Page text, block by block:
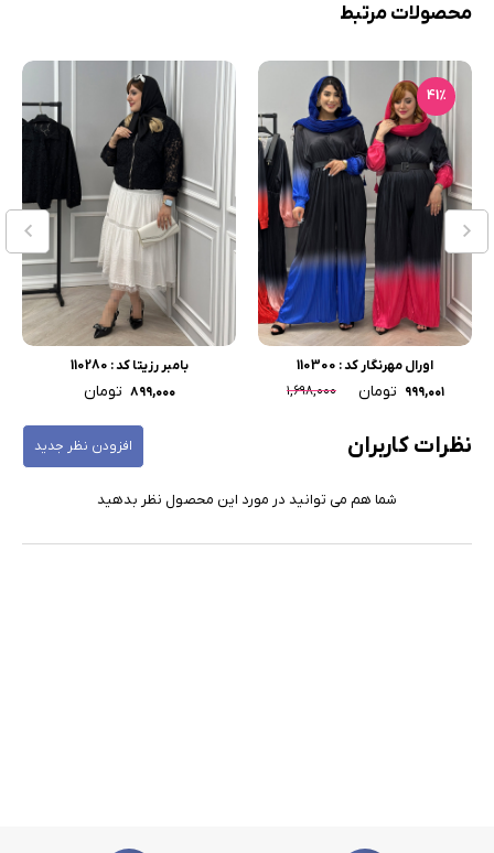
محصولات مرتبط
41٪
اورال مهرنگار کد : 110300
۹۹۹,۰۰۱ تومان ۱,۶۹۸,۰۰۰
بامبر رزیتا کد : 110280
۸۹۹,۰۰۰ تومان
نظرات کاربران افزودن نظر جدید
شما هم می توانید در مورد این محصول نظر بدهید